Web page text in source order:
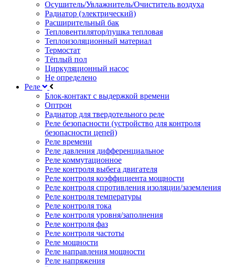
Осушитель/Увлажнитель/Очиститель воздуха
Радиатор (электрический)
Расширительный бак
Тепловентилятор/пушка тепловая
Теплоизоляционный материал
Термостат
Тёплый пол
Циркуляционный насос
Не определено
Реле
Блок-контакт с выдержкой времени
Оптрон
Радиатор для твердотельного реле
Реле безопасности (устройство для контроля
безопасности цепей)
Реле времени
Реле давления дифференциальное
Реле коммутационное
Реле контроля выбега двигателя
Реле контроля коэффициента мощности
Реле контроля спротивления изоляции/заземления
Реле контроля температуры
Реле контроля тока
Реле контроля уровня/заполнения
Реле контроля фаз
Реле контроля частоты
Реле мощности
Реле направления мощности
Реле напряжения